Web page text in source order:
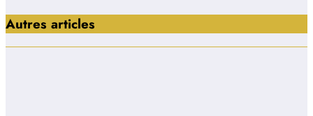
Autres articles